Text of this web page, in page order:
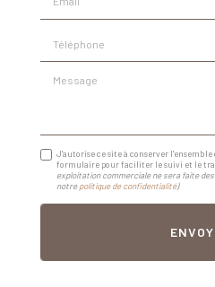
Message
J'autorise ce site à conserver l'ensemble
formulaire pour faciliter le suivi et le
exploitation commerciale ne sera faite
notrepolitique de confidentialité)